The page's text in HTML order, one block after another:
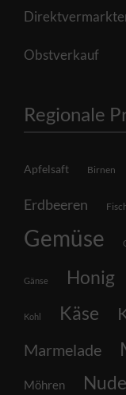
Obstverkauf
Regionale
Apfelsaft Birnen
Erdbeeren
Gemüse
Gänse Honig
Kohl Käse
Marmelade
Möhren